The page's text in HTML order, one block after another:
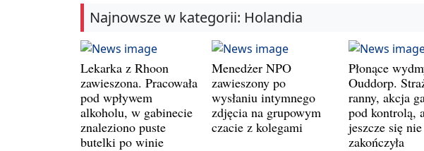
Najnowsze w kategorii: Holandia
Lekarka z Rhoon
zawieszona. Pracowała
pod wpływem
alkoholu, w gabinecie
znaleziono puste
butelki po winie
Menedżer NPO
zawieszony po
wysłaniu intymnego
zdjęcia na grupowym
czacie z kolegami
Płonące
Ouddorp.
ranny, akcja
pod kontrolą,
jeszcze się nie
zakończyła